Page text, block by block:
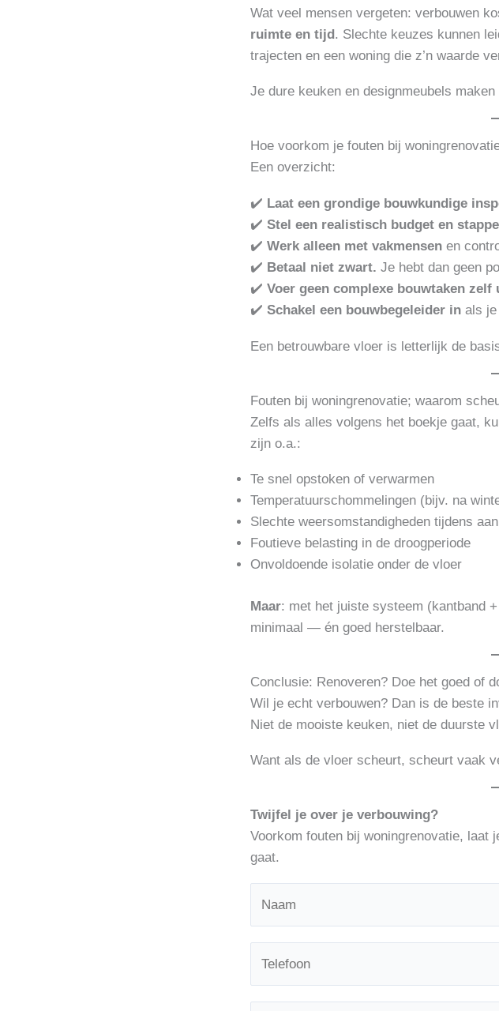
Wat veel mensen vergeten: verbouwen
ruimte en tijd. Slechte keuzes kunnen
trajecten en een woning die z’n waarde
Je dure keuken en designmeubels
Hoe voorkom je fouten bij
Een overzicht:
✔️ Laat een grondige bouwkundige
✔️ Stel een realistisch budget en
✔️ Werk alleen met vakmensen en
✔️ Betaal niet zwart. Je hebt dan geen
✔️ Voer geen complexe bouwtaken zelf
✔️ Schakel een bouwbegeleider in als
Een betrouwbare vloer is letterlijk de
Fouten bij woningrenovatie; waarom
Zelfs als alles volgens het boekje gaat,
zijn o.a.:
Te snel opstoken of verwarmen
Temperatuurschommelingen (bijv. na
Slechte weersomstandigheden tijdens
Foutieve belasting in de droogperiode
Onvoldoende isolatie onder de vloer
Maar: met het juiste systeem (kantband
minimaal — én goed herstelbaar.
Conclusie: Renoveren? Doe het goed of
Wil je echt verbouwen? Dan is de beste
Niet de mooiste keuken, niet de duurste
Want als de vloer scheurt, scheurt vaak
Twijfel je over je verbouwing?
Voorkom fouten bij woningrenovatie, laat
gaat.